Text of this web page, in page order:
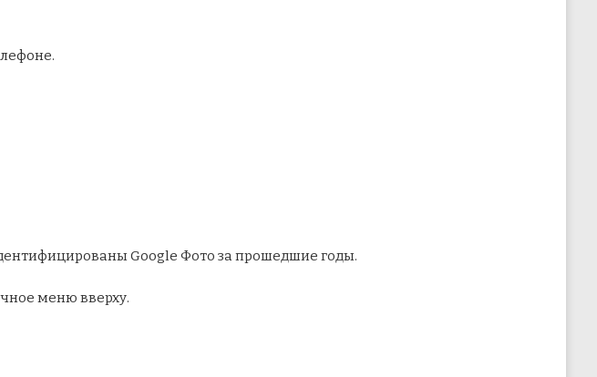
Google Фото за прошедшие годы.
меню вверху.